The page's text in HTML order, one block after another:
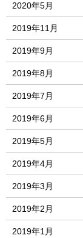
2020年5月
2019年11月
2019年9月
2019年8月
2019年7月
2019年6月
2019年5月
2019年4月
2019年3月
2019年2月
2019年1月